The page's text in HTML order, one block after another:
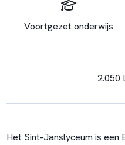
Voortgezet onderwijs
2.050
Het Sint-Janslyceum is een